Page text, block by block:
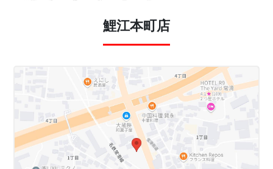
鯉江本町店